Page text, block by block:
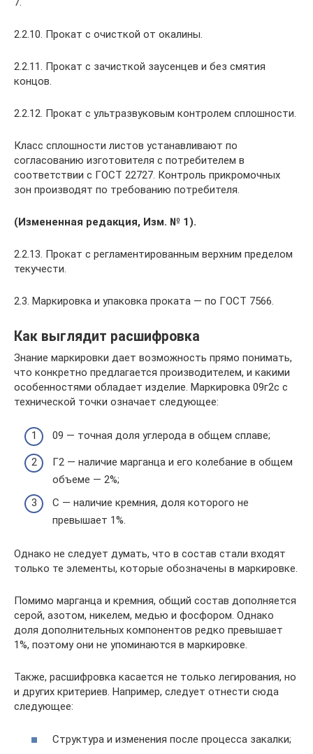
2.2.10. Прокат с очисткой от окалины.
2.2.11. Прокат с зачисткой заусенцев и без смятия
концов.
2.2.12. Прокат с ультразвуковым контролем сплошности.
Класс сплошности листов устанавливают по
согласованию изготовителя с потребителем в
соответствии с ГОСТ 22727. Контроль прикромочных
зон производят по требованию потребителя.
(Измененная редакция, Изм. № 1).
2.2.13. Прокат с регламентированным верхним пределом
текучести.
2.3. Маркировка и упаковка проката — по ГОСТ 7566.
Как выглядит расшифровка
Знание маркировки дает возможность прямо понимать,
что конкретно предлагается производителем, и какими
особенностями обладает изделие. Маркировка 09г2с с
технической точки означает следующее:
09 — точная доля углерода в общем сплаве;
Г2 — наличие марганца и его колебание в общем
объеме — 2%;
С — наличие кремния, доля которого не
превышает 1%.
Однако не следует думать, что в состав стали входят
только те элементы, которые обозначены в маркировке.
Помимо марганца и кремния, общий состав дополняется
серой, азотом, никелем, медью и фосфором. Однако
доля дополнительных компонентов редко превышает
1%, поэтому они не упоминаются в маркировке.
Также, расшифровка касается не только легирования, но
и других критериев. Например, следует отнести сюда
следующее:
Структура и изменения после процесса закалки;